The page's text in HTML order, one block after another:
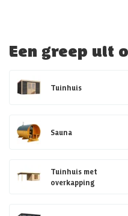
Een greep uit
Tuinhuis
Sauna
Tuinhuis met
overkapping